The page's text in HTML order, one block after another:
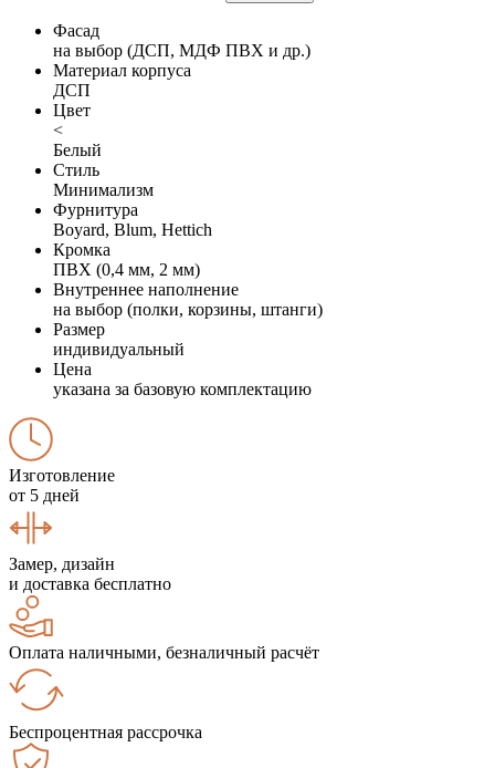
Фасад
на выбор (ДСП, МДФ ПВХ и др.)
Материал корпуса
ДСП
Цвет
<
Белый
Стиль
Минимализм
Фурнитура
Boyard, Blum, Hettich
Кромка
ПВХ (0,4 мм, 2 мм)
Внутреннее наполнение
на выбор (полки, корзины, штанги)
Размер
индивидуальный
Цена
указана за базовую комплектацию
Изготовление
от 5 дней
Замер, дизайн
и доставка бесплатно
Оплата наличными, безналичный расчёт
Беспроцентная рассрочка